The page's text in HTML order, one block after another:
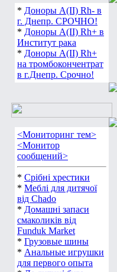
* Доноры А(ІІ) Rh- в
г. Днепр. СРОЧНО!
* Доноры А(ІІ) Rh+ в
Институт рака
* Доноры А(ІІ) Rh+
на тромбокончентрат
в г.Днепр. Срочно!
<Мониторинг тем>
<Монитор
сообщений>
* Срібні хрестики
* Меблі для дитячої
від Chado
* Домашні запаси
смаколиків від
Funduk Market
* Грузовые шины
* Анальные игрушки
для первого опыта